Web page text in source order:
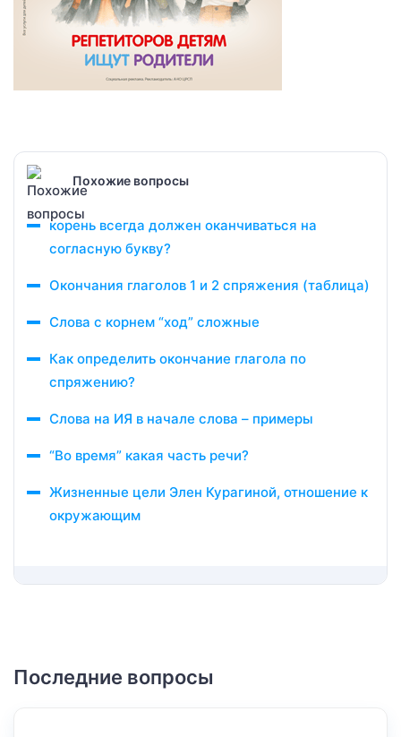
Похожие вопросы
корень всегда должен оканчиваться на
согласную букву?
Окончания глаголов 1 и 2 спряжения (таблица)
Слова с корнем “ход” сложные
Как определить окончание глагола по
спряжению?
Слова на ИЯ в начале слова – примеры
“Во время” какая часть речи?
Жизненные цели Элен Курагиной, отношение к
окружающим
Последние вопросы